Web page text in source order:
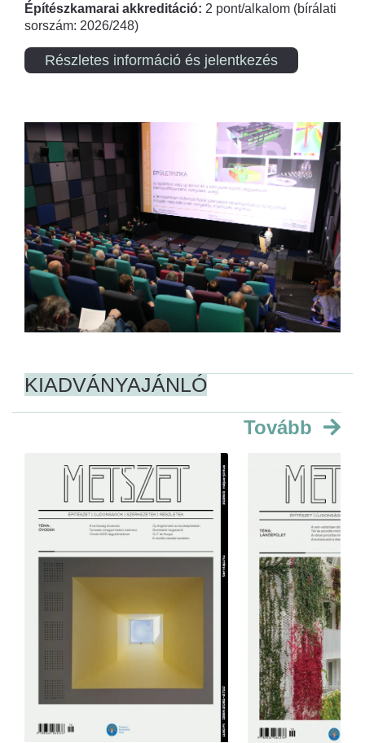
Építészkamarai akkreditáció: 2 pont/alkalom (bírálati
sorszám: 2026/248)
Részletes információ és jelentkezés
KIADVÁNYAJÁNLÓ
Tovább